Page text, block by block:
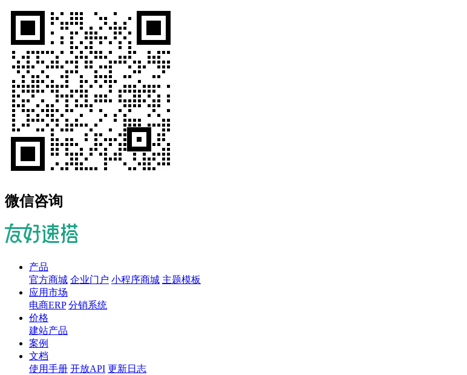
微信咨询
产品
官方商城 企业门户 小程序商城 主题模板
应用市场
电商ERP 分销系统
价格
建站产品
案例
文档
使用手册 开放API 更新日志